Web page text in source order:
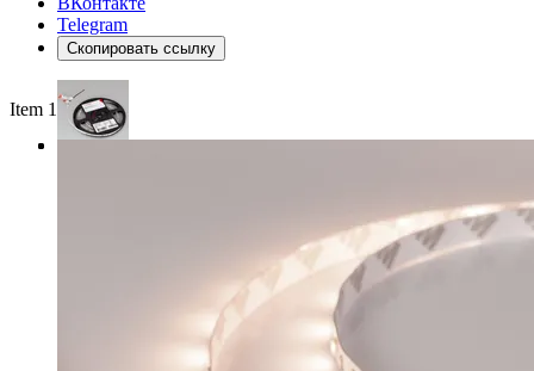
Telegram
Скопировать ссылку
Item 1 of 3